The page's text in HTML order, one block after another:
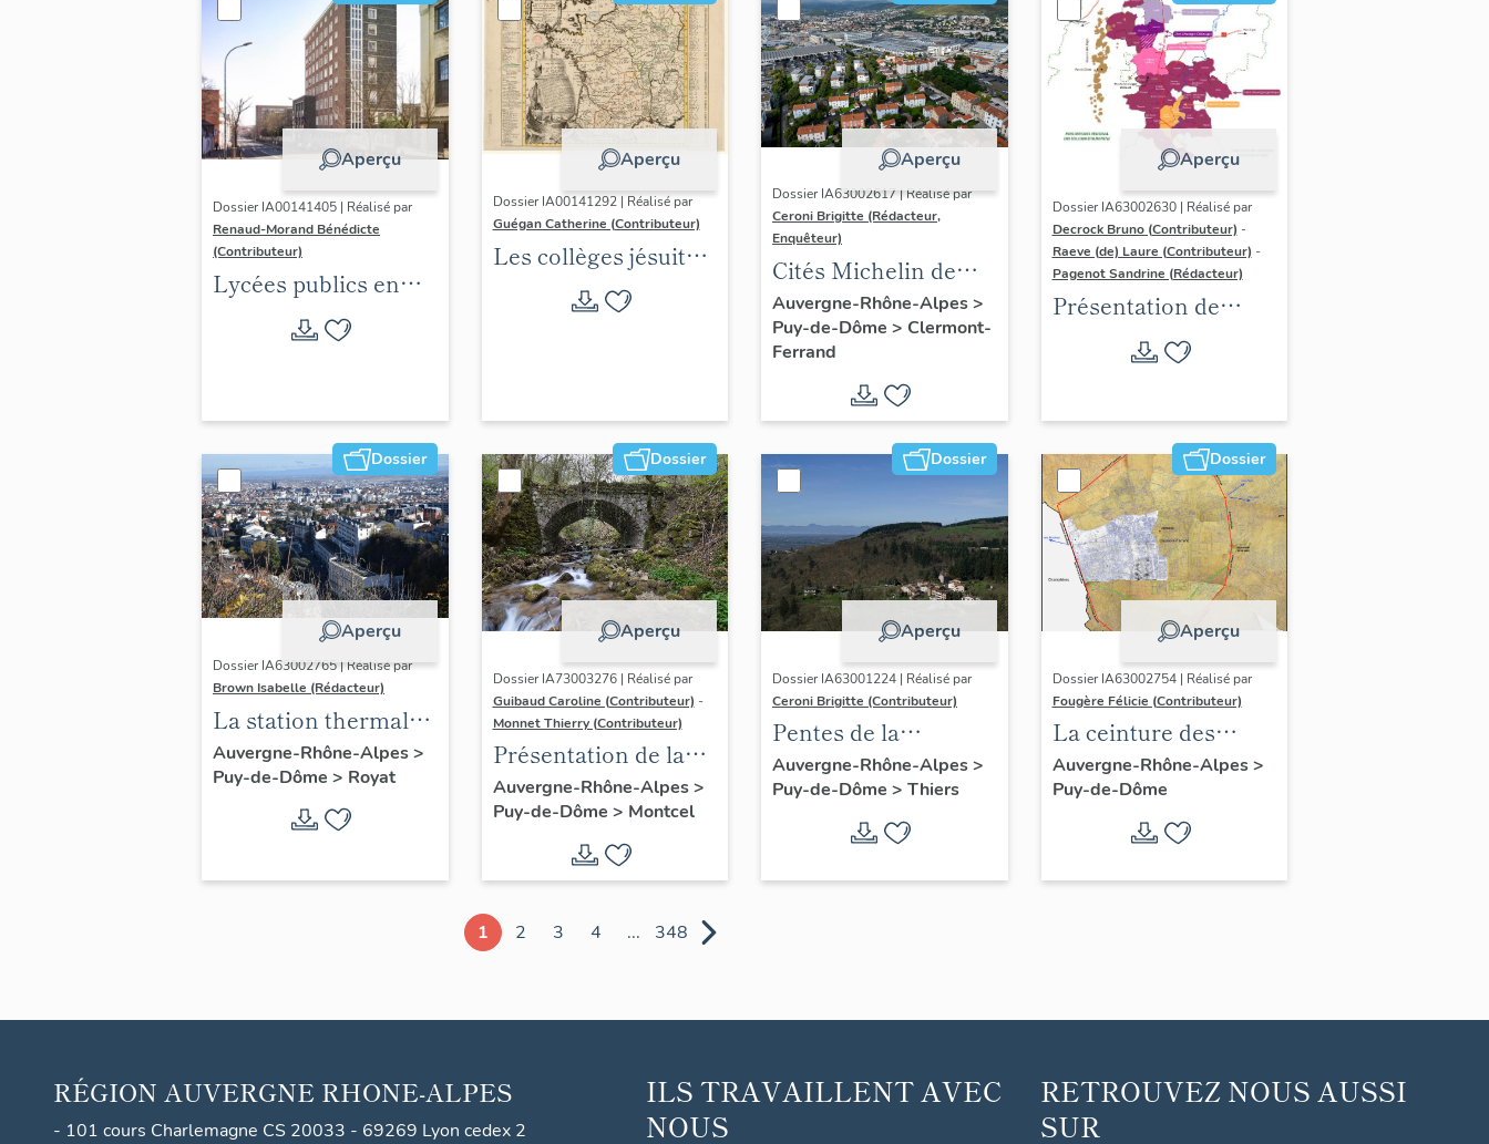
Aperçu
Dossier IA00141405 | Réalisé par
Renaud-Morand Bénédicte
(Contributeur)
Lycées publics en
espace urbain (1802-
Aperçu
Dossier IA00141292 | Réalisé par
Guégan Catherine (Contributeur)
Les collèges jésuites
d'Ancien Régime
(1556-1763) dans la
Aperçu
Dossier IA63002617 | Réalisé par
Ceroni Brigitte (Rédacteur,
Enquêteur)
Cités Michelin de
l'agglomération
clermontoise
Auvergne-Rhône-Alpes>
Puy-de-Dôme > Clermont-
Ferrand
Aperçu
Dossier IA63002630 | Réalisé par
Decrock Bruno (Contributeur) -
Raeve (de) Laure (Contributeur) -
Pagenot Sandrine (Rédacteur)
Présentation de
l'aire d'étude de
l'inventaire du
de Clermont-
Auvergne-Métropole
Dossier
Aperçu
Dossier IA63002765 | Réalisé par
Brown Isabelle (Rédacteur)
La station thermale
de Royat-
Chamalières
Auvergne-Rhône-Alpes>
Puy-de-Dôme > Royat
Dossier
Aperçu
Dossier IA73003276 | Réalisé par
Guibaud Caroline (Contributeur) -
Monnet Thierry (Contributeur)
Présentation de la
commune de
Montcel
Auvergne-Rhône-Alpes>
Puy-de-Dôme > Montcel
Dossier
Aperçu
Dossier IA63001224 | Réalisé par
Ceroni Brigitte (Contributeur)
Pentes de la
commune de Thiers
Auvergne-Rhône-Alpes>
Puy-de-Dôme > Thiers
Dossier
Aperçu
Dossier IA63002754 | Réalisé par
Fougère Félicie (Contributeur)
La ceinture des
boulevards de
Clermont-Ferrand
Auvergne-Rhône-Alpes>
Puy-de-Dôme
1 2 3 4 ... 348
RÉGION AUVERGNE RHONE-ALPES
- 101 cours Charlemagne CS 20033 - 69269 Lyon cedex 2
ILS TRAVAILLENT AVEC
NOUS
RETROUVEZ NOUS AUSSI
SUR